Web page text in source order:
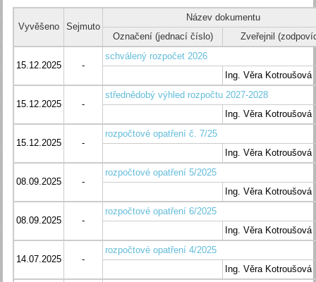
Vyvěšeno Sejmuto
Název dokumentu
Označení (jednací číslo)
Zveřejnil
15.12.2025 -
schválený rozpočet 2026
Ing. Věra Kotroušová
15.12.2025 -
střednědobý výhled rozpočtu 2027-2028
Ing. Věra Kotroušová
15.12.2025 -
rozpočtové opatření č. 7/25
Ing. Věra Kotroušová
08.09.2025 -
rozpočtové opatření 5/2025
Ing. Věra Kotroušová
08.09.2025 -
rozpočtové opatření 6/2025
Ing. Věra Kotroušová
14.07.2025 -
rozpočtové opatření 4/2025
Ing. Věra Kotroušová